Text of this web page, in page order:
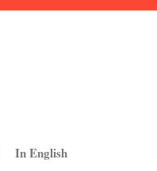
In English